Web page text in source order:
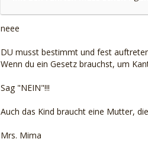
neee
DU musst bestimmt und fest
Wenn du ein Gesetz brauchst, um
Sag "NEIN"!!!
Auch das Kind braucht eine Mutter,
Mrs. Mima